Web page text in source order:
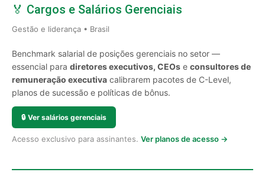
🏅 Cargos e Salários Gerenciais
Gestão e liderança • Brasil
Benchmark salarial de posições gerenciais no setor —
essencial para diretores executivos, CEOs e consultores de
remuneração executiva calibrarem pacotes de C-Level,
planos de sucessão e políticas de bônus.
🔒 Ver salários gerenciais
Acesso exclusivo para assinantes. Ver planos de acesso →